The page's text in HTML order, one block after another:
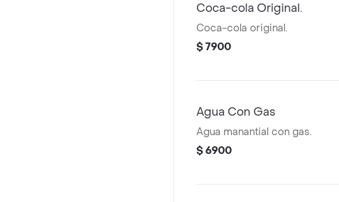
Coca-cola Original.
Coca-cola original.
$ 7900
Agua Con Gas
Agua manantial con gas.
$ 6900